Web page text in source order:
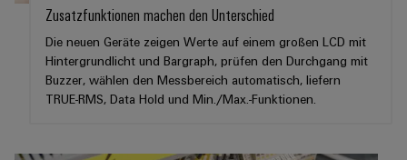
Praxisnahe
Verbindungen für
Ihre Industrie.
Unsere Neuheiten
Zusatzfunktionen machen den Unterschied
Die neuen Geräte zeigen Werte auf einem großen LCD mit
Hintergrundlicht und Bargraph, prüfen den Durchgang mit
Buzzer, wählen den Messbereich automatisch, liefern
TRUE-RMS, Data Hold und Min./Max.-Funktionen.